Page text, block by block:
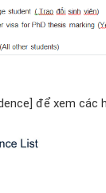
để xem các